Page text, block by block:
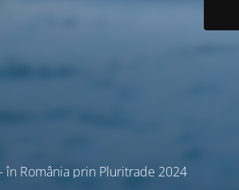
în România prin Pluritrade 2024